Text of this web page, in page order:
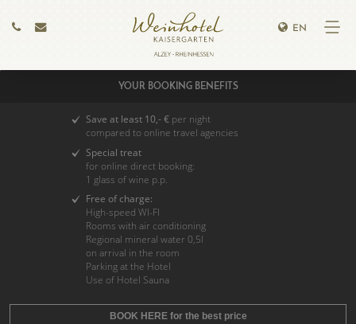
EN
YOUR BOOKING BENEFITS
Save at least 10,- € per night
compared to online travel agencies
Special treat
for online direct booking:
1 glass of wine p.p.
Free of charge:
High-speed WI-FI
Rooms with air conditioning
Regional mineral water 0,5l
on arrival in the room
Parking at the Hotel
Use of Hotel Sauna
BOOK HERE for the best price